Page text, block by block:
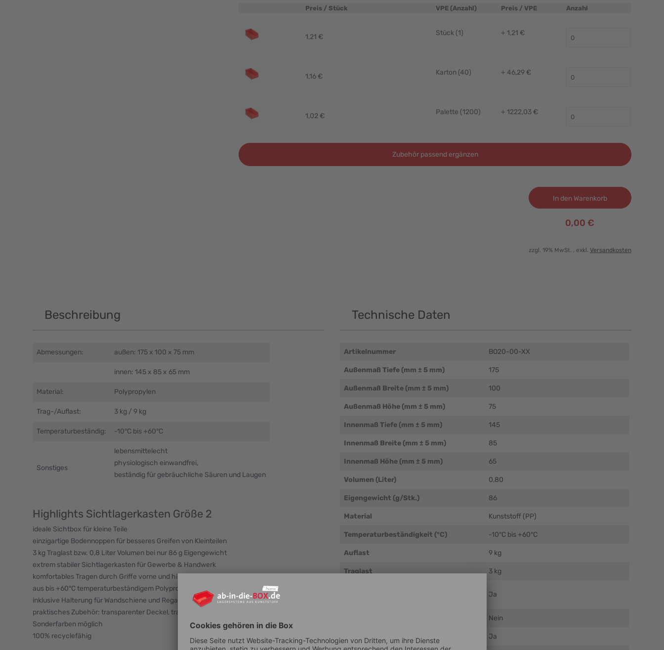
Preis / Stück VPE (Anzahl) Preis / VPE Anzahl
1,21 € Stück (1) + 1,21 €
1,16 € Karton (40) + 46,29 €
1,02 € Palette (1200) + 1222,03 €
Zubehör passend ergänzen
In den Warenkorb
0,00 €
zzgl. 19% MwSt. , exkl. Versandkosten
Beschreibung
Abmessungen: außen: 175 x 100 x 75 mm
innen: 145 x 85 x 65 mm
Material: Polypropylen
Trag-/Auflast: 3 kg / 9 kg
Temperaturbeständig: -10°C bis +60°C
Sonstiges
lebensmittelecht
physiologisch einwandfrei,
beständig für gebräuchliche Säuren und Laugen
Highlights Sichtlagerkasten Größe 2
ideale Sichtbox für kleine Teile
einzigartige Bodennoppen für besseres Greifen von Kleinteilen
3 kg Traglast bzw. 0,8 Liter Volumen bei nur 86 g Eigengewicht
extrem stabiler Sichtlagerkasten für Gewerbe & Handwerk
komfortables Tragen durch Griffe vorne und hinten
aus bis +60°C temperaturbeständigem Polypropylen (PP)
inklusive Halterung für Wandschiene und Regalsysteme
praktisches Zubehör: transparenter Deckel, transparente Front und Etiketten
Sonderfarben möglich
100% recyclefähig
Technische Daten
Artikelnummer BO20-00-XX
Außenmaß Tiefe (mm ± 5 mm) 175
Außenmaß Breite (mm ± 5 mm) 100
Außenmaß Höhe (mm ± 5 mm) 75
Innenmaß Tiefe (mm ± 5 mm) 145
Innenmaß Breite (mm ± 5 mm) 85
Innenmaß Höhe (mm ± 5 mm) 65
Volumen (Liter) 0,80
Eigengewicht (g/Stk.) 86
Material Kunststoff (PP)
Temperaturbeständigkeit (°C) -10°C bis +60°C
Auflast 9 kg
Traglast 3 kg
Ja
Nein
Lebensmittelechtheit Ja